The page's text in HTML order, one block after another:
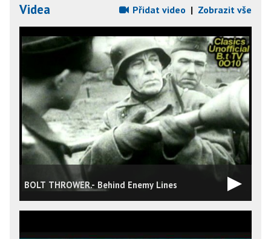
Videa Přidat video | Zobrazit vše
BOLT THROWER.- Behind Enemy Lines